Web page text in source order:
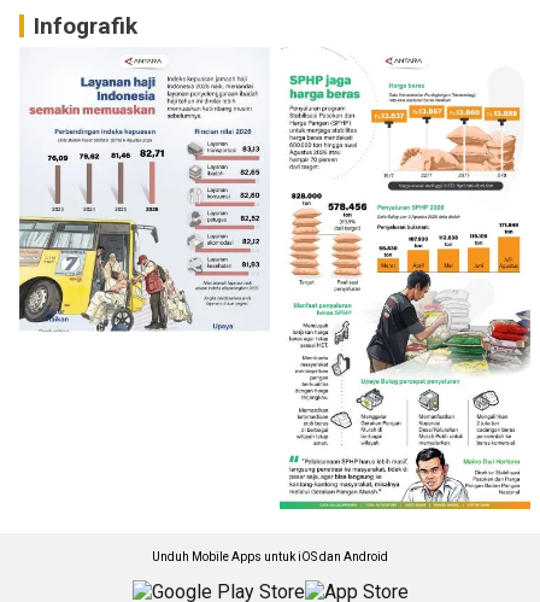
Infografik
Unduh Mobile Apps untuk iOS dan Android